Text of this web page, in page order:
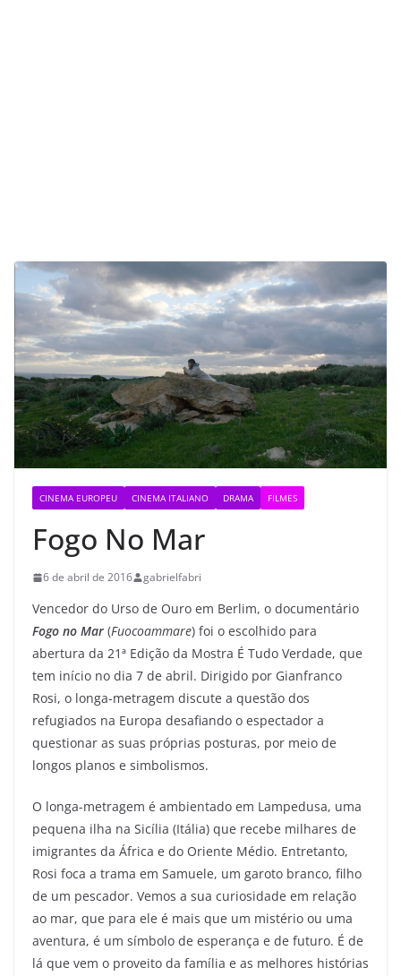
CINEMA EUROPEU CINEMA ITALIANO DRAMA FILMES
Fogo No Mar
6 de abril de 2016 gabrielfabri
Vencedor do Urso de Ouro em Berlim, o documentário
Fogo no Mar (Fuocoammare) foi o escolhido para
abertura da 21ª Edição da Mostra É Tudo Verdade, que
tem início no dia 7 de abril. Dirigido por Gianfranco
Rosi, o longa-metragem discute a questão dos
refugiados na Europa desafiando o espectador a
questionar as suas próprias posturas, por meio de
longos planos e simbolismos.
O longa-metragem é ambientado em Lampedusa, uma
pequena ilha na Sicília (Itália) que recebe milhares de
imigrantes da África e do Oriente Médio. Entretanto,
Rosi foca a trama em Samuele, um garoto branco, filho
de um pescador. Vemos a sua curiosidade em relação
ao mar, que para ele é mais que um mistério ou uma
aventura, é um símbolo de esperança e de futuro. É de
lá que vem o proveito da família e as melhores histórias